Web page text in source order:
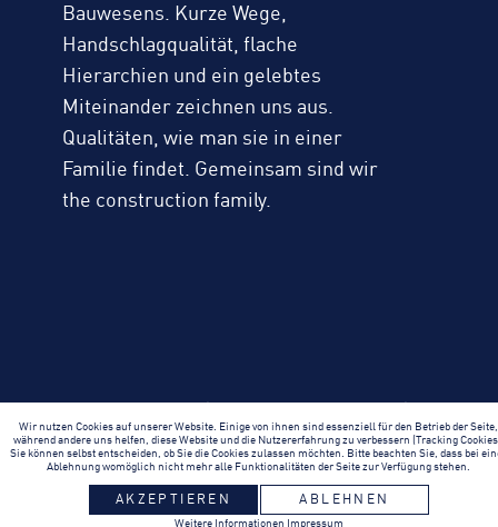
Bauwesens. Kurze Wege,
Handschlagqualität, flache
Hierarchien und ein gelebtes
Miteinander zeichnen uns aus.
Qualitäten, wie man sie in einer
Familie findet. Gemeinsam sind wir
the construction family.
© 2026 wirbauen.de
T+49 9736 42 0|Eschick@wirbauen.de
Wir nutzen Cookies auf unserer Website. Einige von ihnen sind essenziell für den Betrieb der Seite,
während andere uns helfen, diese Website und die Nutzererfahrung zu verbessern (Tracking
Sie können selbst entscheiden, ob Sie die Cookies zulassen möchten. Bitte beachten Sie, dass bei
Ablehnung womöglich nicht mehr alle Funktionalitäten der Seite zur Verfügung stehen.
AKZEPTIEREN ABLEHNEN
Weitere Informationen Impressum